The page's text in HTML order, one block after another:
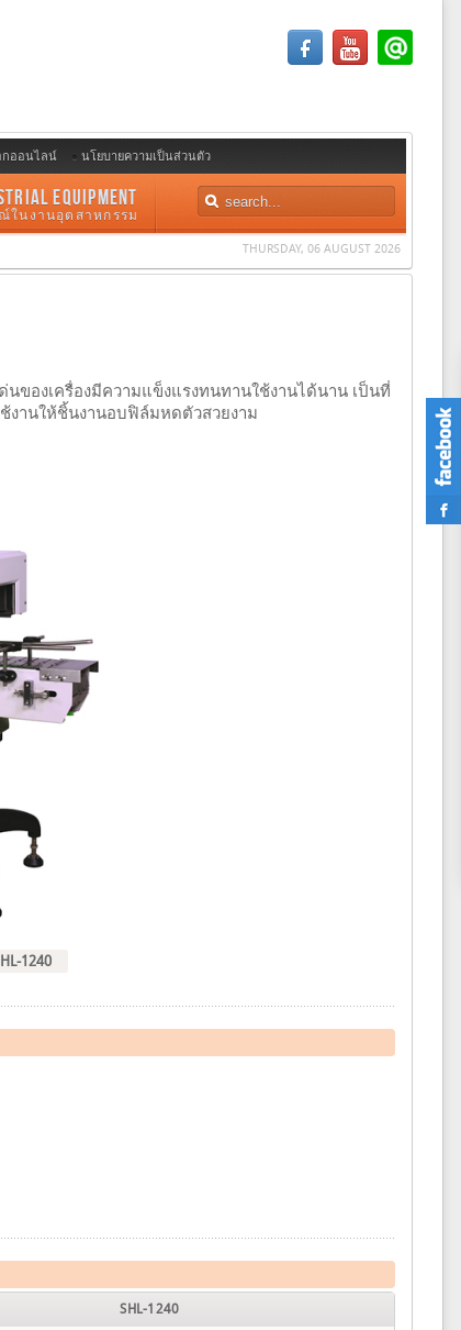
กออนไลน์ นโยบายความเป็นส่วนตัว
EQUIPMENT
ในงานอุตสาหกรรม
THURSDAY, 06 AUGUST 2026
ของเครื่องมีความแข็งแรงทนทานใช้งานได้นาน เป็นที่
งานให้ชิ้นงานอบฟิล์มหดตัวสวยงาม
1240
SHL-1240